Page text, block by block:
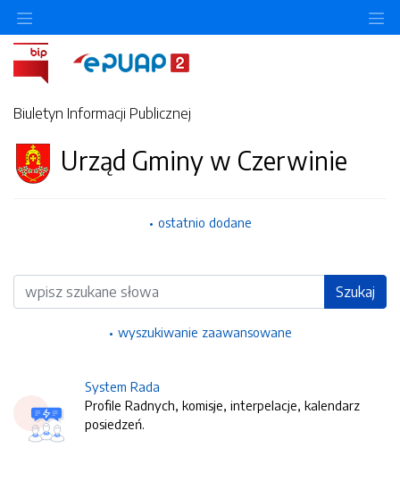
Biuletyn Informacji Publicznej
Urząd Gminy w Czerwinie
ostatnio dodane
Wyszukiwarka Szukaj
wyszukiwanie zaawansowane
System Rada
Profile Radnych, komisje, interpelacje, kalendarz
posiedzeń.